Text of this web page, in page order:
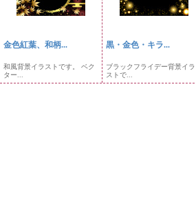
金色紅葉、和柄...
和風背景イラストです。 ベク
ター...
黒・金色・キラ...
ブラックフライデー背景イラ
ストで...